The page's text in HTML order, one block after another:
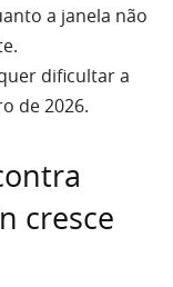
a janela não
dificultar a
de 2026.
cresce